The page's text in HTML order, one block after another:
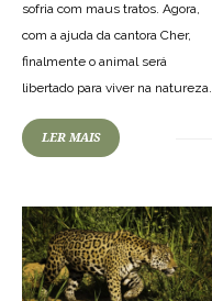
sofria com maus tratos. Agora,
com a ajuda da cantora Cher,
finalmente o animal será
libertado para viver na natureza.
LER MAIS